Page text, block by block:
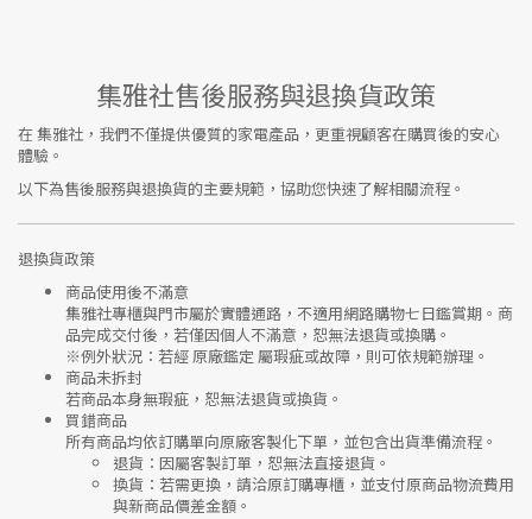
集雅社售後服務與退換貨政策
在集雅社 ，我們不僅提供優質的家電產品，更重視顧客在購買後的安心
體驗。
以下為售後服務與退換貨的主要規範，協助您快速了解相關流程。
退換貨政策
商品使用後不滿意
集雅社專櫃與門市屬於實體通路，不適用網路購物七日鑑賞期 。商
品完成交付後，若僅因個人不滿意，恕無法退貨或換購。
※例外狀況：若經 原廠鑑定 屬瑕疵或故障，則可依規範辦理。
商品未拆封
若商品本身無瑕疵，恕無法退貨或換貨。
買錯商品
所有商品均依訂購單向原廠客製化下單 ，並包含出貨準備流程。
退貨 ：因屬客製訂單，恕無法直接退貨。
換貨 ：若需更換，請洽原訂購專櫃，並支付原商品物流費用
與新商品價差金額 。